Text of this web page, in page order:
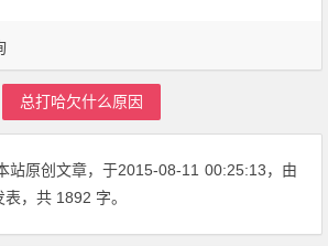
总打哈欠什么原因
站原创文章，于2015-08-11 00:25:13，由
表，共 1892 字。